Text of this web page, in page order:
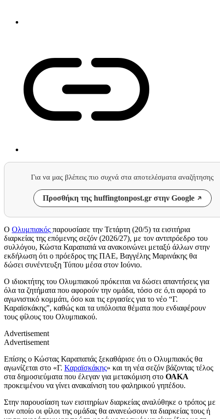
Για να μας βλέπεις πιο συχνά στα αποτελέσματα αναζήτησης
Προσθήκη της huffingtonpost.gr στην Google
Ο Ολυμπιακός παρουσίασε την Τετάρτη (20/5) τα εισιτήρια
διαρκείας της επόμενης σεζόν (2026/27), με τον αντιπρόεδρο του
συλλόγου, Κώστα Καραπαπά να ανακοινώνει μεταξύ άλλων στην
εκδήλωση ότι ο πρόεδρος της ΠΑΕ, Βαγγέλης Μαρινάκης θα
δώσει συνέντευξη Τύπου μέσα στον Ιούνιο.
Ο ιδιοκτήτης του Ολυμπιακού πρόκειται να δώσει απαντήσεις για
όλα τα ζητήματα που αφορούν την ομάδα, τόσο σε ό,τι αφορά το
αγωνιστικό κομμάτι, όσο και τις εργασίες για το νέο “Γ.
Καραϊσκάκης”, καθώς και τα υπόλοιπα θέματα που ενδιαφέρουν
τους φίλους του Ολυμπιακού.
Advertisement
Advertisement
Επίσης ο Κώστας Καραπαπάς ξεκαθάρισε ότι ο Ολυμπιακός θα
αγωνίζεται στο «Γ. Καραϊσκάκης» και τη νέα σεζόν βάζοντας τέλος
στα δημοσιεύματα που έλεγαν για μετακόμιση στο ΟΑΚΑ
προκειμένου να γίνει ανακαίνιση του φαληρικού γηπέδου.
Στην παρουσίαση των εισιτηρίων διαρκείας αναλύθηκε ο τρόπος με
τον οποίο οι φίλοι της ομάδας θα ανανεώσουν τα διαρκείας τους ή